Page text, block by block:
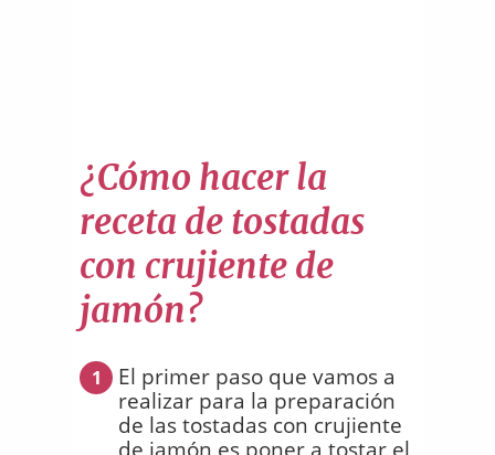
¿Cómo hacer la
receta de tostadas
con crujiente de
jamón?
1
El primer paso que vamos a
realizar para la preparación
de las tostadas con crujiente